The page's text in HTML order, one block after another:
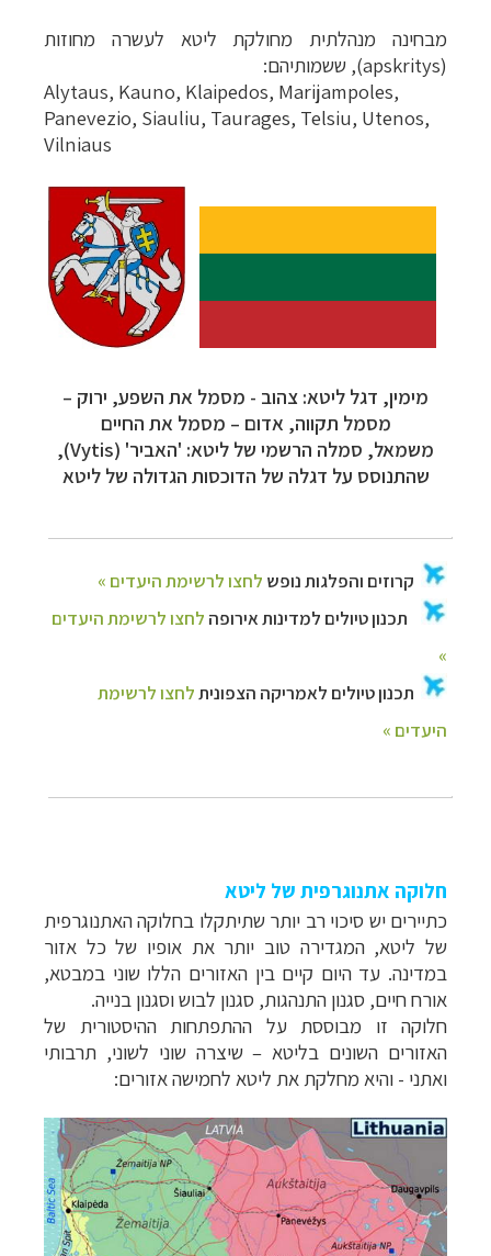
מבחינה מנהלתית מחולקת ליטא לעשרה מחוזות
(
apskritys), ששמותיהם:
Alytaus, Kauno, Klaipedos, Marijampoles,
Panevezio, Siauliu, Taurages, Telsiu, Utenos,
Vilniaus
מימין, דגל ליטא: צהוב - מסמל את השפע, ירוק –
מסמל תקווה, אדום – מסמל את החיים
משמאל, סמלה הרשמי של ליטא: 'האביר' (Vytis),
שהתנוסס על דגלה של הדוכסות הגדולה של ליטא
חלוקה אתנוגרפית של ליטא
כתיירים יש סיכוי רב יותר שתיתקלו בחלוקה האתנוגרפית
של ליטא, המגדירה טוב יותר את אופיו של כל אזור
במדינה. עד היום קיים בין האזורים הללו שוני במבטא,
אורח חיים, סגנון התנהגות, סגנון לבוש וסגנון בנייה.
חלוקה זו מבוססת על ההתפתחות ההיסטורית של
האזורים השונים בליטא – שיצרה שוני לשוני, תרבותי
ואתני - והיא מחלקת את ליטא לחמישה אזורים: